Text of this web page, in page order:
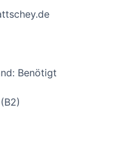
Benötigt